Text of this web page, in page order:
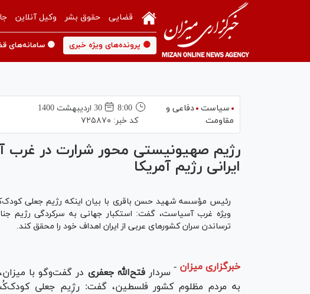
قضایی حقوق بشر وکیل آنلاین
🟡 پرونده‌های ویژه خبری 🟡 سامانه‌های
سیاست دفاعی و
مقاومت
8:00
30 ارديبهشت 1400
کد خبر: ۷۲۵۸۷۰
رژیم صهیونیستی محور شرارت در
ایرانی رژیم آمریکا
رئیس مؤسسه شهید حسن باقری با بیان اینکه رژیم جعلی
ویژه غرب آسیاست، گفت: استکبار جهانی به سرکردگی رژیم
ترساندن سران کشورهای عربی از ایران اهداف خود را محقق کند.
خبرگزاری میزان - سردارفتح‌الله جعفری در گفت‌وگو با
به مردم مظلوم کشور فلسطین، گفت: رژِیم جعلی